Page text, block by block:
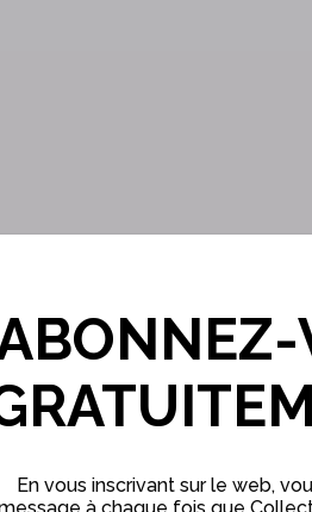
En vous inscrivant sur le web,